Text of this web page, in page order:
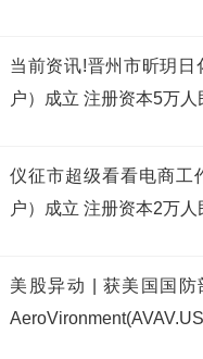
当前资讯!晋州市昕玥日
户）成立 注册资本5万人
仪征市超级看看电商工
户）成立 注册资本2万人
美股异动 | 获美国国防